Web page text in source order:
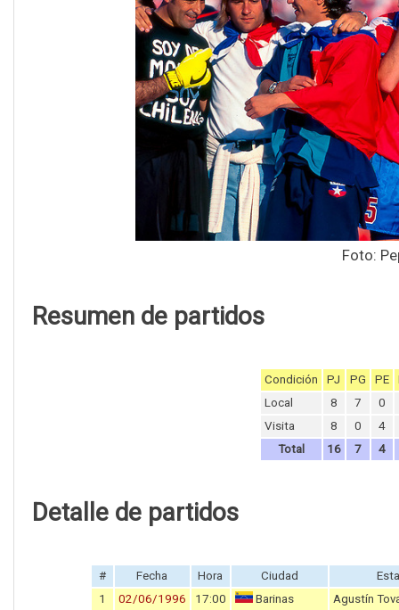
Foto:
Resumen de partidos
Condición PJ PG PE
Local
8 7
0
Visita
8 0
4
Total
16 7 4
Detalle de partidos
# Fecha Hora Ciudad
1
02/06/1996 17:00 Barinas
Agustín